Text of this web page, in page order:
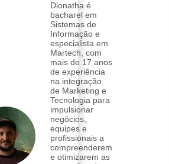
Dionatha é
bacharel em
Sistemas de
Informação e
especialista em
Martech, com
mais de 17 anos
de experiência
na integração
de Marketing e
Tecnologia para
impulsionar
negócios,
equipes e
profissionais a
compreenderem
e otimizarem as